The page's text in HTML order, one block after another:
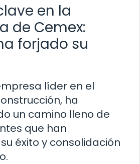
en la
de Cemex:
forjado su
líder en el
ha
un camino lleno de
que han
éxito y consolidación